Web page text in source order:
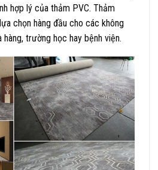
hợp lý của thảm PVC. Thảm
chọn hàng đầu cho các không
hàng, trường học hay bệnh viện.